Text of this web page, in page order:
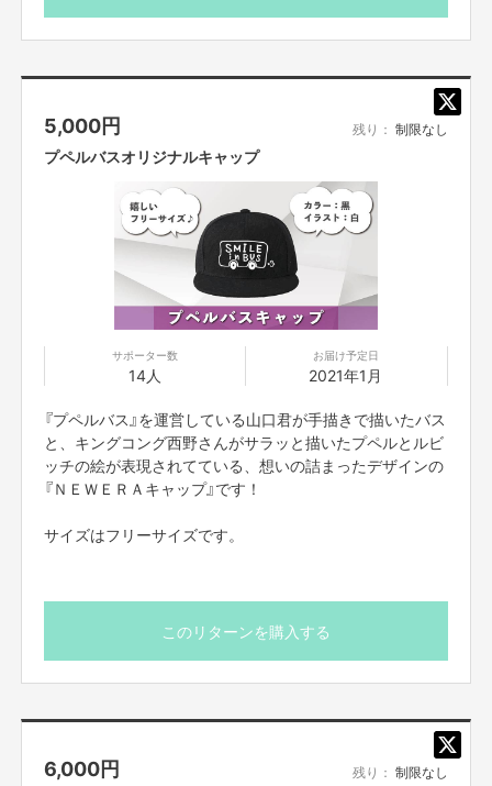
【キャップ担当】
＜自己紹介＞
戸塚貴英 静岡県在住
Out Number 代表
“人と人を繋げる”プリントウェア・オリジナルグッズ作成事業をしていま
5,000円 残り： 制限なし
プペルバスオリジナルキャップ
サポーター数
14人
お届け予定日
2021年1月
『プペルバス』を運営している山口君が手描きで描いたバス
と、キングコング西野さんがサラッと描いたプペルとルビ
ッチの絵が表現されてている、想いの詰まったデザインの
『ＮＥＷＥＲＡキャップ』です！
サイズはフリーサイズです。
このリターンを購入する
6,000円 残り： 制限なし